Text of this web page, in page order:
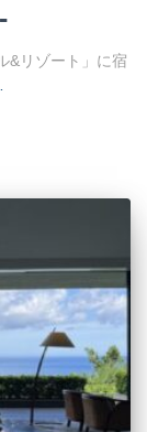
&リゾート」に宿